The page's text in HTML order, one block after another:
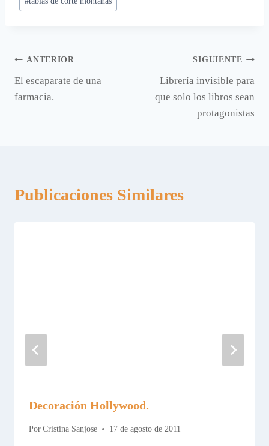
Navegación
de
ANTERIOR
El escaparate de una
farmacia.
SIGUIENTE
Librería invisible para
que solo los libros sean
protagonistas
Publicaciones Similares
Decoración Hollywood.
Por Cristina Sanjose 17 de agosto de 2011